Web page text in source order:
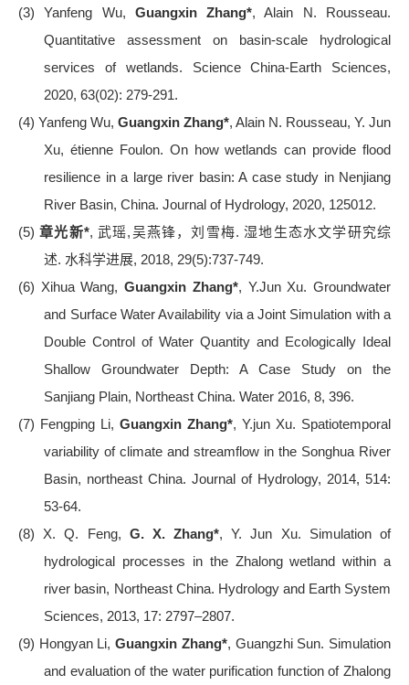
(3)Yanfeng Wu, Guangxin Zhang*, Alain N. Rousseau.
Quantitative assessment on basin-scale hydrological
services of wetlands. Science China-Earth Sciences,
2020, 63(02): 279-291.
(4) Yanfeng Wu, Guangxin Zhang*, Alain N. Rousseau, Y. Jun
Xu, étienne Foulon. On how wetlands can provide flood
resilience in a large river basin: A case study in Nenjiang
River Basin, China. Journal of Hydrology, 2020, 125012.
(5) 章光新*,武瑶,吴燕锋，刘雪梅. 湿地生态水文学研究综
述. 水科学进展, 2018, 29(5):737-749.
(6) Xihua Wang,Guangxin Zhang*, Y.Jun Xu. Groundwater
and Surface Water Availability via a Joint Simulation with a
Double Control of Water Quantity and Ecologically Ideal
Shallow Groundwater Depth: A Case Study on the
Sanjiang Plain, Northeast China. Water 2016, 8, 396.
(7) Fengping Li, Guangxin Zhang*, Y.jun Xu. Spatiotemporal
variability of climate and streamflow in the Songhua River
Basin, northeast China. Journal of Hydrology, 2014, 514:
53-64.
(8) X. Q. Feng, G. X. Zhang*, Y. Jun Xu. Simulation of
hydrological processes in the Zhalong wetland within a
river basin, Northeast China. Hydrology and Earth System
Sciences, 2013, 17: 2797–2807.
(9) Hongyan Li,Guangxin Zhang*, Guangzhi Sun. Simulation
and evaluation of the water purification function of Zhalong